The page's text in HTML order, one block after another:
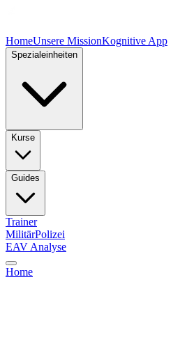
HomeUnsere MissionKognitive App
Spezialeinheiten
Kurse
Guides
Trainer
MilitärPolizei
EAV Analyse
Home